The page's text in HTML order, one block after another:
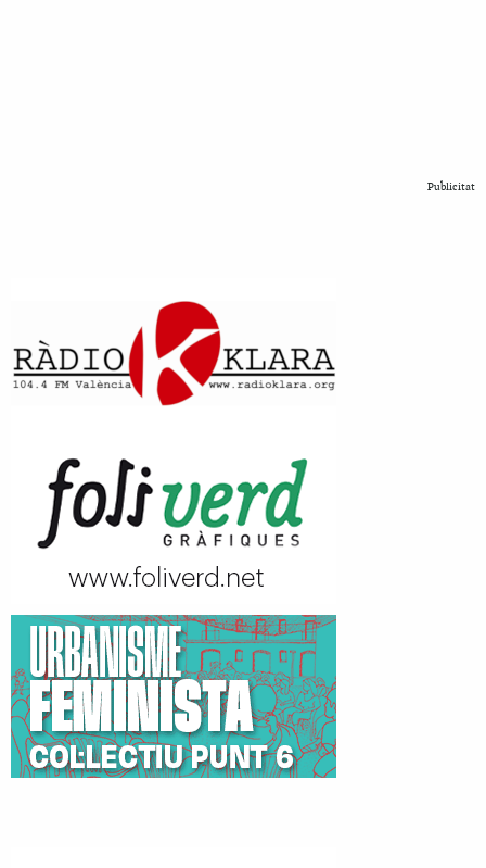
Publicitat